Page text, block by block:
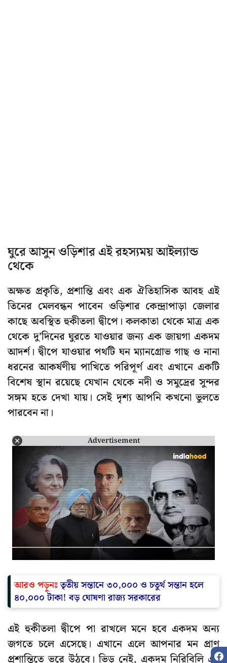
ঘুরে আসুন ওড়িশার এই রহস্যময় আইল্যান্ড
থেকে
অক্ষত প্রকৃতি, প্রশান্তি এবং এক ঐতিহাসিক আবহ এই
তিনের মেলবন্ধন পাবেন ওড়িশার কেন্দ্রাপাড়া জেলার
কাছে অবস্থিত হুকীতলা দ্বীপে। কলকাতা থেকে মাত্র এক
থেকে দু’দিনের ঘুরতে যাওয়ার জন্য এক জায়গা একদম
আদৰ্শ। দ্বীপে যাওয়ার পথটি ঘন ম্যানগ্রোভ গাছ ও নানা
ধরনের আকর্ষণীয় পাখিতে পরিপূর্ণ এবং এখানে একটি
বিশেষ স্থান রয়েছে যেখান থেকে নদী ও সমুদ্রের সুন্দর
সঙ্গম হতে দেখা যায়। সেই দৃশ্য আপনি কখনো ভুলতে
পারবেন না।
Advertisement
আরও পড়ুনঃতৃতীয় সন্তানে ৩০,০০০ ও চতুর্থ সন্তান হলে
৪০,০০০ টাকা! বড় ঘোষণা রাজ্য সরকারের
এই হুকীতলা দ্বীপে পা রাখলে মনে হবে একদম অন্য
জগতে চলে এসেছে। এখানে এলে আপনার মন প্রাণ
প্রশান্তিতে ভরে উঠবে। ভিড় নেই, একদম নিরিবিলি এই